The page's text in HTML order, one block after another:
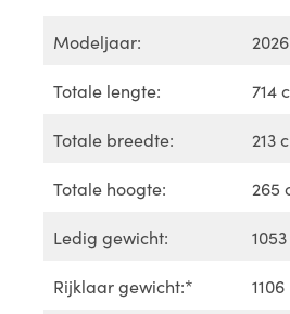
Modeljaar: 2026
Totale lengte: 714
Totale breedte: 213
Totale hoogte: 265
Ledig gewicht:
Rijklaar gewicht:*